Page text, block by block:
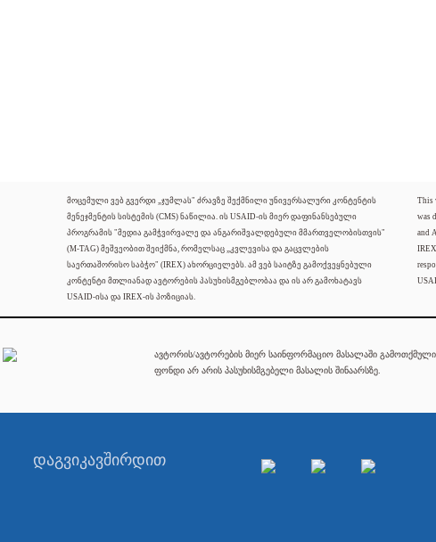
მოცემული ვებ გვერდი „ჯუმლას" ძრავზე შექმნილი უნივერსალური კონტენტის
მენეჯმენტის სისტემის (CMS) ნაწილია. ის USAID-ის მიერ დაფინანსებული
პროგრამის "მედია გამჭვირვალე და ანგარიშვალდებული მმართველობისთვის"
(M-TAG) მეშვეობით შეიქმნა, რომელსაც „კვლევისა და გაცვლების
საერთაშორისო საბჭო" (IREX) ახორციელებს. ამ ვებ საიტზე გამოქვეყნებული
კონტენტი მთლიანად ავტორების პასუხისმგებლობაა და ის არ გამოხატავს
USAID-ისა და IREX-ის პოზიციას.
This
was
and
ავტორის/ავტორების მიერ საინფორმაციო მასალაში
ფონდი არ არის პასუხისმგებელი მასალის შინაარსზე.
დაგვიკავშირდით